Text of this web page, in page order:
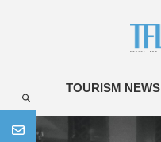
TOURISM NEWS